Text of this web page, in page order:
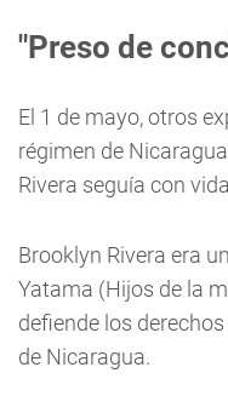
"Preso de
El 1 de mayo, otros
régimen de
Rivera seguía con
Brooklyn Rivera era
Yatama (Hijos de la
defiende los
de Nicaragua.